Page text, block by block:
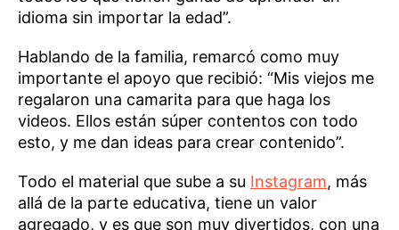
idioma sin importar la edad”.
Hablando de la familia, remarcó como muy
importante el apoyo que recibió: “Mis viejos me
regalaron una camarita para que haga los
videos. Ellos están súper contentos con todo
esto, y me dan ideas para crear contenido”.
Todo el material que sube a su Instagram, más
allá de la parte educativa, tiene un valor
agregado, y es que son muy divertidos, con una